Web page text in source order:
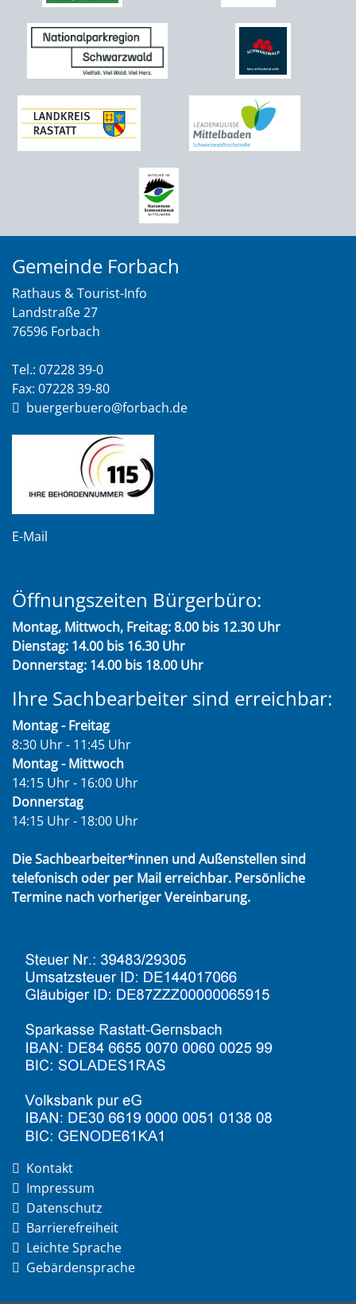
Gemeinde Forbach
Rathaus & Tourist-Info
Landstraße 27
76596 Forbach
Tel.: 07228 39-0
Fax: 07228 39-80
buergerbuero@forbach.de
E-Mail
Öffnungszeiten Bürgerbüro:
Montag, Mittwoch, Freitag: 8.00 bis 12.30 Uhr
Dienstag: 14.00 bis 16.30 Uhr
Donnerstag: 14.00 bis 18.00 Uhr
Ihre Sachbearbeiter sind erreichbar:
Montag - Freitag
8:30 Uhr - 11:45 Uhr
Montag - Mittwoch
14:15 Uhr - 16:00 Uhr
Donnerstag
14:15 Uhr - 18:00 Uhr
Die Sachbearbeiter*innen und Außenstellen sind
telefonisch oder per Mail erreichbar. Persönliche
Termine nach vorheriger Vereinbarung.
Kontakt
Impressum
Datenschutz
Barrierefreiheit
Leichte Sprache
Gebärdensprache